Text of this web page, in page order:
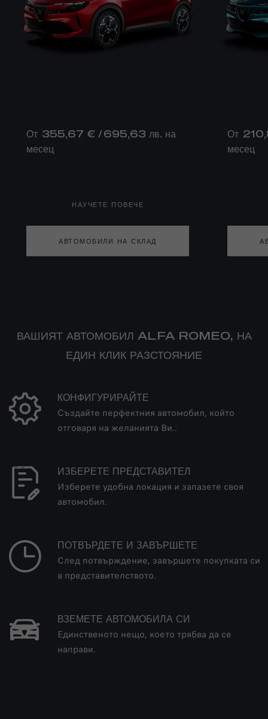
От 355,67 € / 695,63 лв. на
месец
НАУЧЕТЕ ПОВЕЧЕ
АВТОМОБИЛИ НА СКЛАД
От
месец
ВАШИЯТ АВТОМОБИЛ ALFA ROMEO, НА
ЕДИН КЛИК РАЗСТОЯНИЕ
КОНФИГУРИРАЙТЕ
Създайте перфектния автомобил, който
отговаря на желанията Ви..
ИЗБЕРЕТЕ ПРЕДСТАВИТЕЛ
Изберете удобна локация и запазете своя
автомобил.
ПОТВЪРДЕТЕ И ЗАВЪРШЕТЕ
След потвърждение, завършете покупката си
в представителството.
ВЗЕМЕТЕ АВТОМОБИЛА СИ
Единственото нещо, което трябва да се
направи.